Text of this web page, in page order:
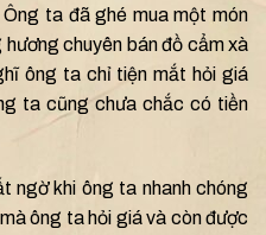
ta đã ghé mua một món
chuyên bán đồ cẩm xà
ông ta chỉ tiện mắt hỏi giá
ta cũng chưa chắc có tiền
ngờ khi ông ta nhanh chóng
ông ta hỏi giá và còn được